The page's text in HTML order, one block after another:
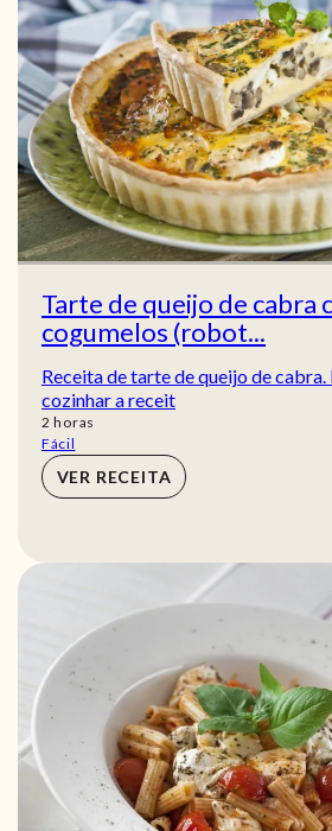
Tarte de queijo de cabra
cogumelos (robot...
Receita de tarte de queijo de
cozinhar a receit
2 horas
horas
Fácil
VER RECEITA